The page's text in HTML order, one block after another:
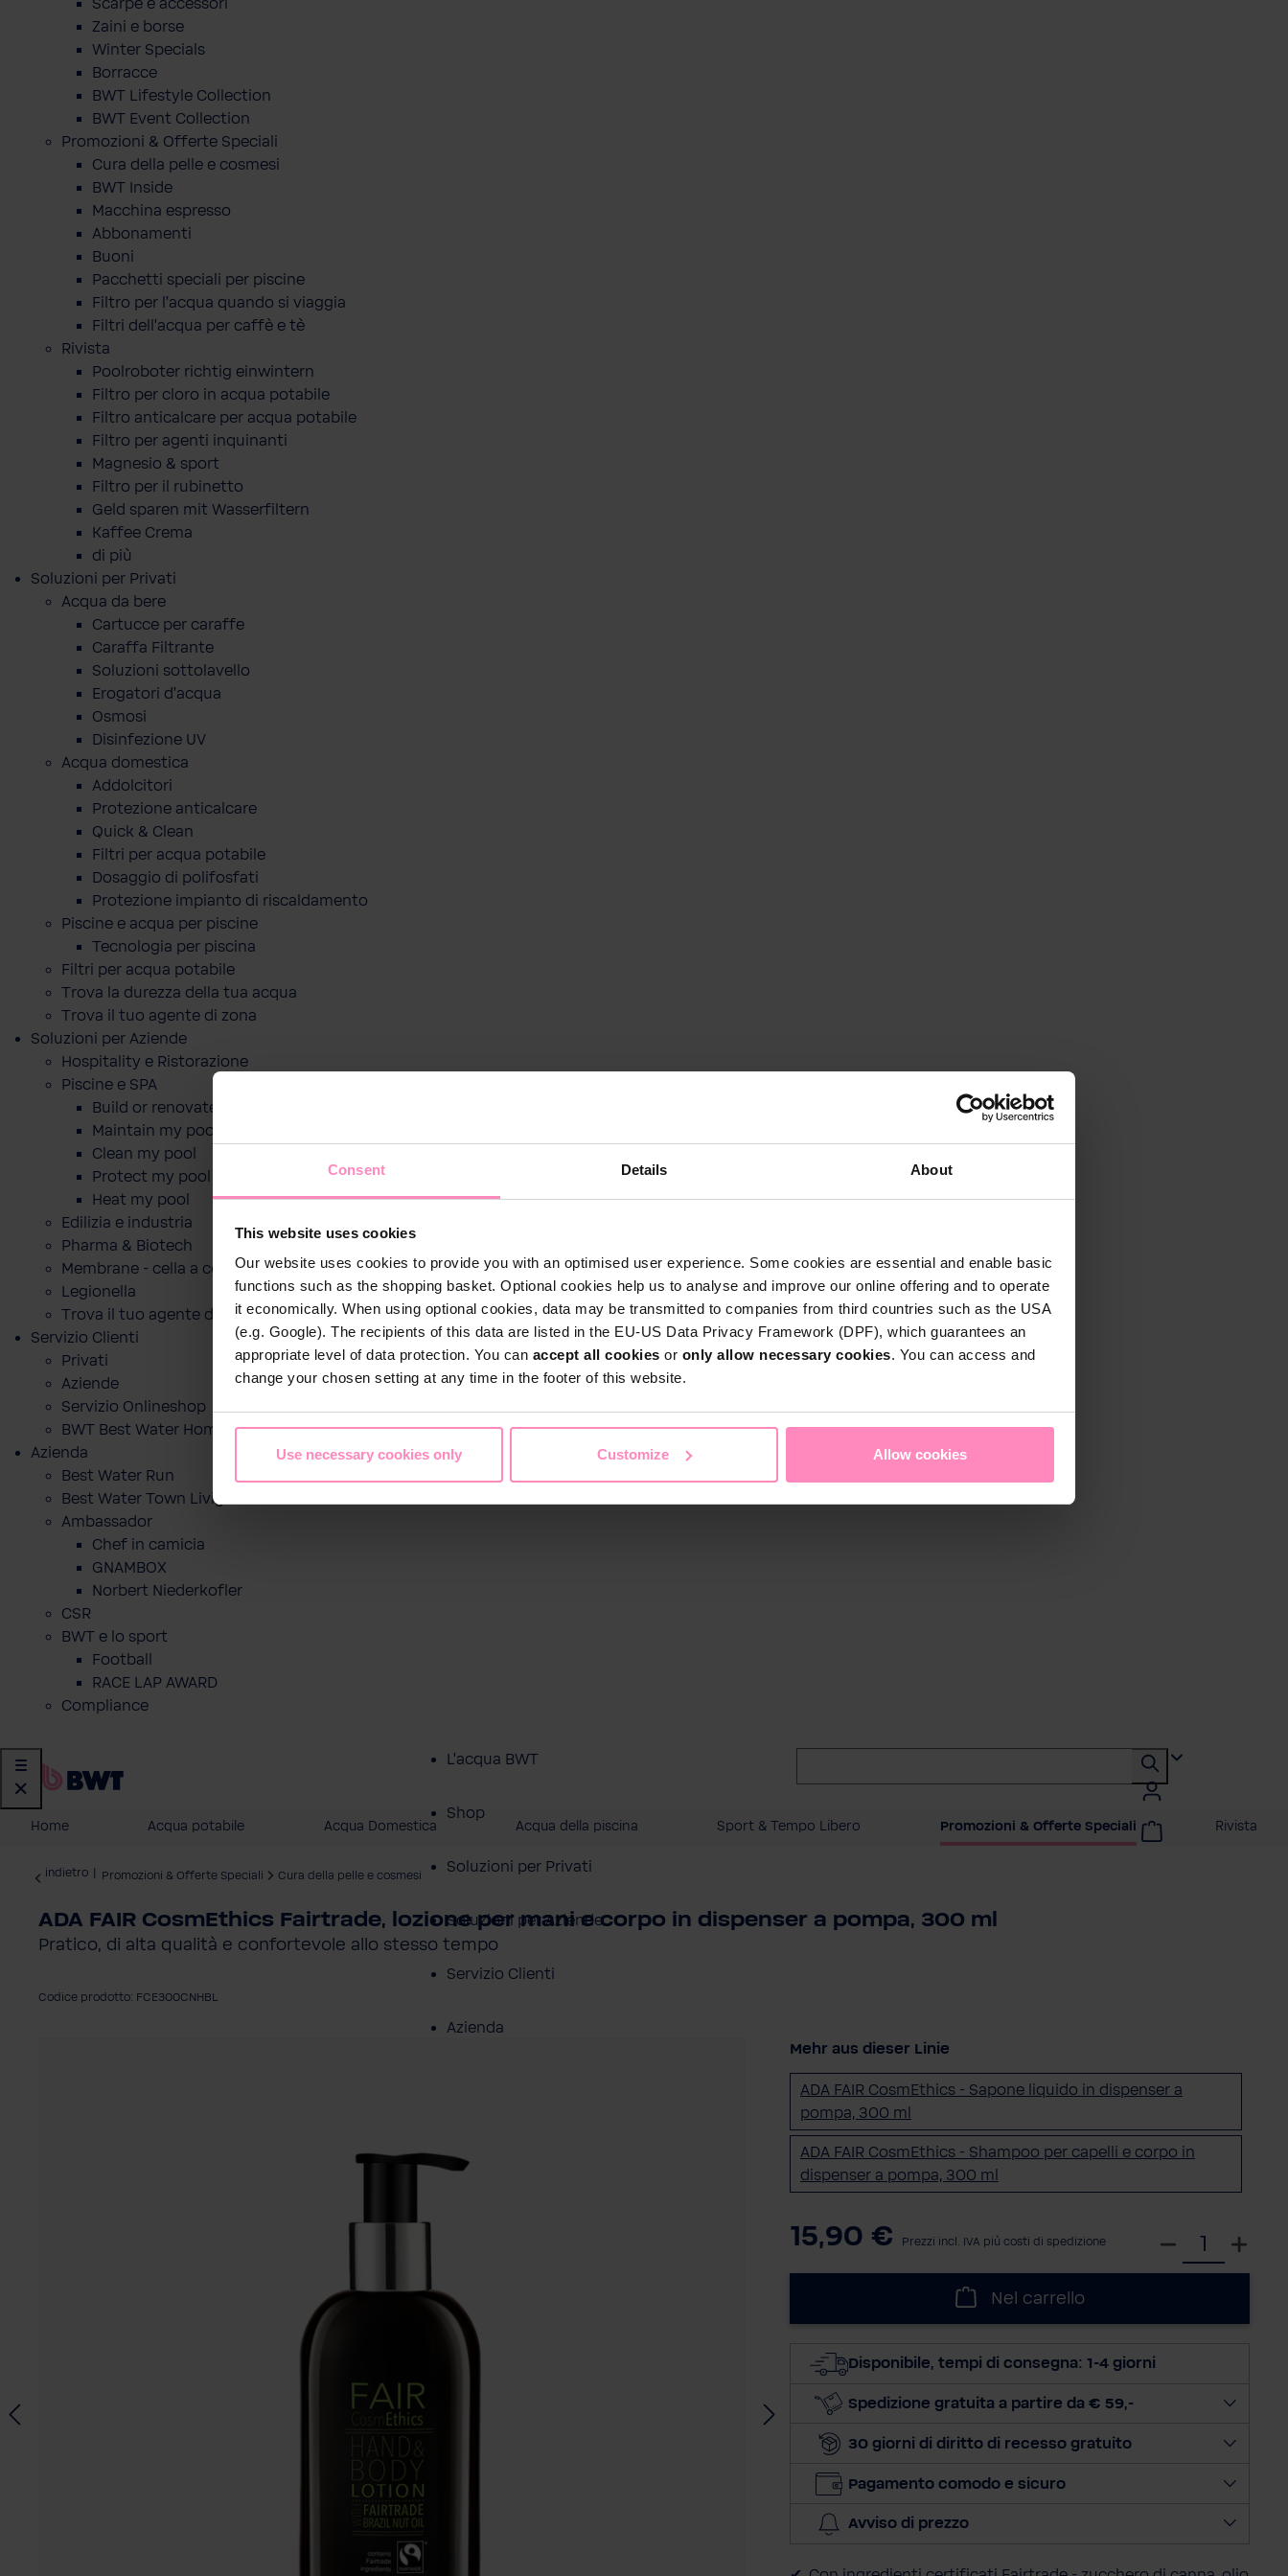
Consent Details About
This website uses cookies
Our website uses cookies to provide you with an optimised user experience. Some cookies are essential and enable basic
functions such as the shopping basket. Optional cookies help us to analyse and improve our online offering and to operate
it economically. When using optional cookies, data may be transmitted to companies from third countries such as the USA
(e.g. Google). The recipients of this data are listed in the EU-US Data Privacy Framework (DPF), which guarantees an
appropriate level of data protection. You can accept all cookies or only allow necessary cookies. You can access and
change your chosen setting at any time in the footer of this website.
Use necessary cookies only Customize Allow cookies
Scarpe e accessori
Zaini e borse
Winter Specials
Borracce
BWT Lifestyle Collection
BWT Event Collection
Promozioni & Offerte Speciali
Cura della pelle e cosmesi
BWT Inside
Macchina espresso
Abbonamenti
Buoni
Pacchetti speciali per piscine
Filtro per l'acqua quando si viaggia
Filtri dell'acqua per caffè e tè
Rivista
Poolroboter richtig einwintern
Filtro per cloro in acqua potabile
Filtro anticalcare per acqua potabile
Filtro per agenti inquinanti
Magnesio & sport
Filtro per il rubinetto
Geld sparen mit Wasserfiltern
Kaffee Crema
di più
Soluzioni per Privati
Acqua da bere
Cartucce per caraffe
Caraffa Filtrante
Soluzioni sottolavello
Erogatori d'acqua
Osmosi
Disinfezione UV
Acqua domestica
Addolcitori
Protezione anticalcare
Quick & Clean
Filtri per acqua potabile
Dosaggio di polifosfati
Protezione impianto di riscaldamento
Piscine e acqua per piscine
Tecnologia per piscina
Filtri per acqua potabile
Trova la durezza della tua acqua
Trova il tuo agente di zona
Soluzioni per Aziende
Hospitality e Ristorazione
Piscine e SPA
Build or renovate my pool
Maintain my pool
Clean my pool
Protect my pool
Heat my pool
Edilizia e industria
Pharma & Biotech
Membrane - cella a combustibile
Legionella
Trova il tuo agente di zona
Servizio Clienti
Privati
Aziende
Servizio Onlineshop
BWT Best Water Home App
Azienda
Best Water Run
Best Water Town Livigno
Ambassador
Chef in camicia
GNAMBOX
Norbert Niederkofler
CSR
BWT e lo sport
Football
RACE LAP AWARD
Compliance
L'acqua BWT
Shop
Soluzioni per Privati
Soluzioni per Aziende
Servizio Clienti
Azienda
Home Acqua potabile Acqua Domestica Acqua della piscina Sport & Tempo Libero Promozioni & Offerte Speciali Rivista
indietro Promozioni & Offerte Speciali Cura della pelle e cosmesi
ADA FAIR CosmEthics Fairtrade, lozione per mani e corpo in dispenser a pompa, 300 ml
Pratico, di alta qualità e confortevole allo stesso tempo
Codice prodotto: FCE300CNHBL
Mehr aus dieser Linie
ADA FAIR CosmEthics - Sapone liquido in dispenser a
pompa, 300 ml
ADA FAIR CosmEthics - Shampoo per capelli e corpo in
dispenser a pompa, 300 ml
15,90 € Prezzi incl. IVA più costi di spedizione
z
n
l
q
Nel carrello
Disponibile, tempi di consegna: 1-4 giorni
Spedizione gratuita a partire da € 59,-
30 giorni di diritto di recesso gratuito
Pagamento comodo e sicuro
Avviso di prezzo